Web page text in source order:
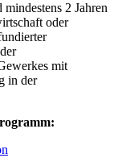
2 Jahren
oder
mit
in der